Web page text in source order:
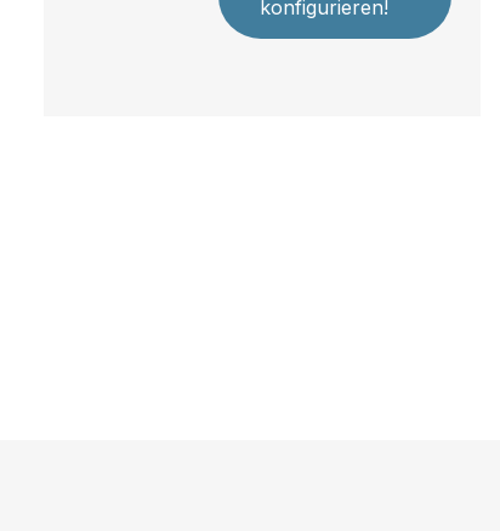
konfigurieren!